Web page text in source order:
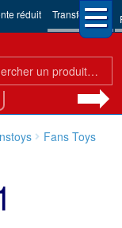
réduit Transformers
Fans Toys